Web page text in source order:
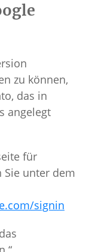
zu können,
das in
angelegt
für
Sie unter dem
signin